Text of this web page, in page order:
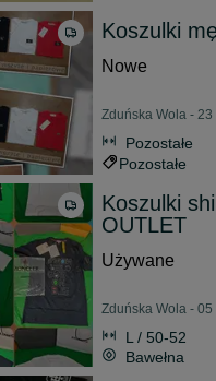
Koszulki
Nowe
Zduńska Wola -
Pozostałe
Pozostałe
Koszulki
OUTLET
Używane
Zduńska Wola -
L / 50-52
Bawełna